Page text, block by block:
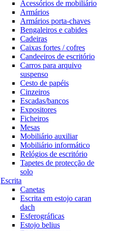
Acessórios de mobiliário
Armários
Armários porta-chaves
Bengaleiros e cabides
Cadeiras
Caixas fortes / cofres
Candeeiros de escritório
Carros para arquivo
suspenso
Cesto de papéis
Cinzeiros
Escadas/bancos
Expositores
Ficheiros
Mesas
Mobiliário auxiliar
Mobiliário informático
Relógios de escritório
Tapetes de protecção de
solo
Escrita
Canetas
Escrita em estojo caran
dach
Esferográficas
Estojo belius